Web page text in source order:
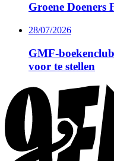
Groene Doeners
28/07/2026
GMF-
voor te stellen